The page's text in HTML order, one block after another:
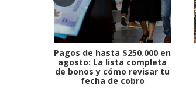
Pagos de hasta $250.000 en
agosto: La lista completa
de bonos y cómo revisar tu
fecha de cobro